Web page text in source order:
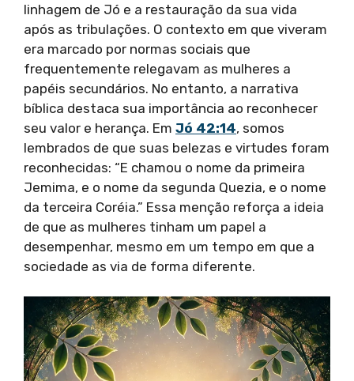
linhagem de Jó e a restauração da sua vida
após as tribulações. O contexto em que viveram
era marcado por normas sociais que
frequentemente relegavam as mulheres a
papéis secundários. No entanto, a narrativa
bíblica destaca sua importância ao reconhecer
seu valor e herança. Em Jó 42:14, somos
lembrados de que suas belezas e virtudes foram
reconhecidas: “E chamou o nome da primeira
Jemima, e o nome da segunda Quezia, e o nome
da terceira Coréia.” Essa menção reforça a ideia
de que as mulheres tinham um papel a
desempenhar, mesmo em um tempo em que a
sociedade as via de forma diferente.